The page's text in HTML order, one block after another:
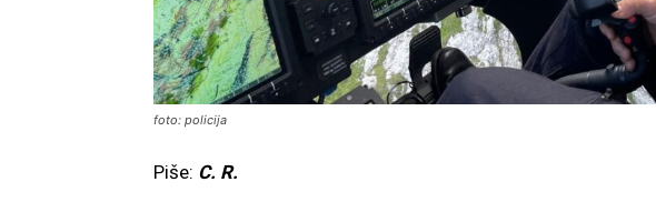
foto: policija
Piše: C. R.